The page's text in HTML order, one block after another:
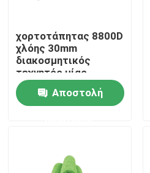
Σπίτι
Σχετικά με εμάς
χορτοτάπητας 8800D
χλόης 30mm
διακοσμητικός
τεχνητός μίας
χρήσης για τη
δεξίωση γάμου
Αποστολή